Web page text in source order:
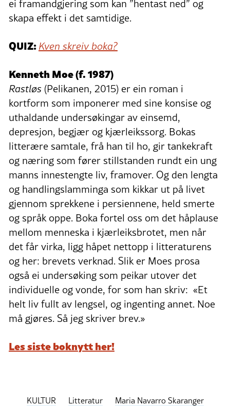
ei framandgjering som kan ”hentast ned” og
skapa effekt i det samtidige.
QUIZ:Kven skreiv boka?
Kenneth Moe (f. 1987)
Rastløs (Pelikanen, 2015) er ein roman i
kortform som imponerer med sine konsise og
uthaldande undersøkingar av einsemd,
depresjon, begjær og kjærleikssorg. Bokas
litterære samtale, frå han til ho, gir tankekraft
og næring som fører stillstanden rundt ein ung
manns innestengte liv, framover. Og den lengta
og handlingslamminga som kikkar ut på livet
gjennom sprekkene i persiennene, held smerte
og språk oppe. Boka fortel oss om det håplause
mellom menneska i kjærleiksbrotet, men når
det får virka, ligg håpet nettopp i litteraturens
og her: brevets verknad. Slik er Moes prosa
også ei undersøking som peikar utover det
individuelle og vonde, for som han skriv: «Et
helt liv fullt av lengsel, og ingenting annet. Noe
må gjøres. Så jeg skriver brev.»
Les siste boknytt her!
KULTUR Litteratur Maria Navarro Skaranger